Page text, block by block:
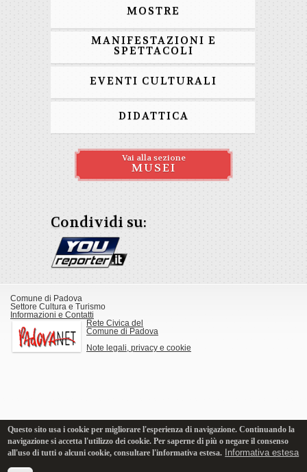
MOSTRE
MANIFESTAZIONI E
SPETTACOLI
EVENTI CULTURALI
DIDATTICA
Vai alla sezione
MUSEI
Condividi su:
Comune di Padova
Settore Cultura e Turismo
Informazioni e Contatti
Rete Civica del
Comune di Padova
Note legali, privacy e cookie
Questo sito usa i cookie per migliorare l'esperienza di navigazione. Continuando la
navigazione si accetta l'utilizzo dei cookie. Per saperne di più o negare il consenso
all'uso di tutti o alcuni cookie, consultare l'informativa estesa. Informativa estesa